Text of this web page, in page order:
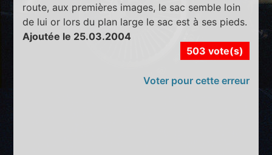
route, aux premières images, le sac semble loin
de lui or lors du plan large le sac est à ses pieds.
Ajoutée le 25.03.2004
503 vote(s)
Voter pour cette erreur